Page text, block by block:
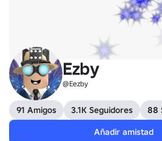
Ezby
@Eezby
91 Amigos 3.1K Seguidores
88
Añadir amistad